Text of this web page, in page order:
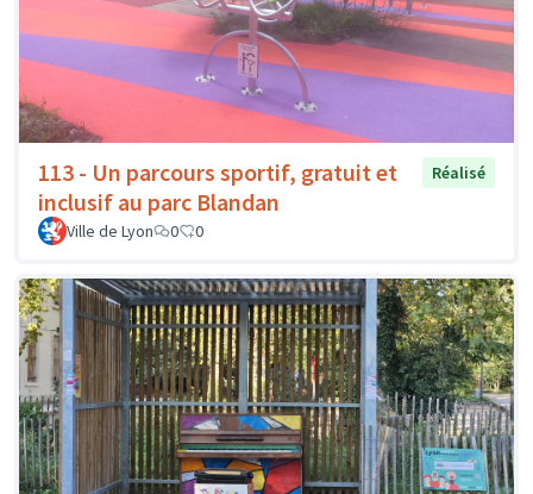
113 - Un parcours sportif, gratuit et
inclusif au parc Blandan
Réalisé
Ville de Lyon 0 0